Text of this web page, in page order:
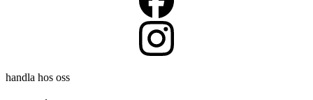
handla hos oss